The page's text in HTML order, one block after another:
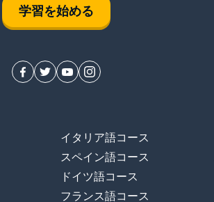
学習を始める
イタリア語コース
スペイン語コース
ドイツ語コース
フランス語コース